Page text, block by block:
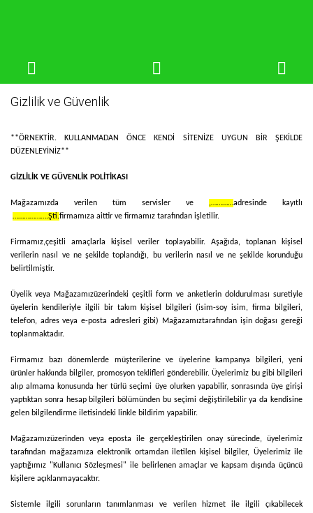
Gizlilik ve Güvenlik
**ÖRNEKTİR. KULLANMADAN ÖNCE KENDİ SİTENİZE UYGUN BİR ŞEKİLDE
DÜZENLEYİNİZ**
GİZLİLİK VE GÜVENLİK POLİTİKASI
Mağazamızda verilen tüm servisler ve ,…………adresinde kayıtlı
……………….Şti.firmamıza aittir ve firmamız tarafından işletilir.
Firmamız,çeşitli amaçlarla kişisel veriler toplayabilir. Aşağıda, toplanan kişisel
verilerin nasıl ve ne şekilde toplandığı, bu verilerin nasıl ve ne şekilde korunduğu
belirtilmiştir.
Üyelik veya Mağazamızüzerindeki çeşitli form ve anketlerin doldurulması suretiyle
üyelerin kendileriyle ilgili bir takım kişisel bilgileri (isim-soy isim, firma bilgileri,
telefon, adres veya e-posta adresleri gibi)
Mağazamıztarafından işin doğası gereği
toplanmaktadır.
Firmamız bazı dönemlerde müşterilerine ve üyelerine kampanya bilgileri, yeni
ürünler hakkında bilgiler, promosyon teklifleri gönderebilir. Üyelerimiz bu gibi bilgileri
alıp almama konusunda her türlü seçimi üye olurken yapabilir, sonrasında üye girişi
yaptıktan sonra hesap bilgileri bölümünden bu seçimi değiştirilebilir ya da kendisine
gelen bilgilendirme iletisindeki linkle bildirim yapabilir.
Mağazamızüzerinden veya eposta ile gerçekleştirilen onay sürecinde, üyelerimiz
tarafından mağazamıza elektronik ortamdan iletilen kişisel bilgiler, Üyelerimiz ile
yaptığımız "Kullanıcı Sözleşmesi" ile belirlenen amaçlar ve kapsam dışında üçüncü
kişilere açıklanmayacaktır.
Sistemle ilgili sorunların tanımlanması ve verilen hizmet ile ilgili çıkabilecek